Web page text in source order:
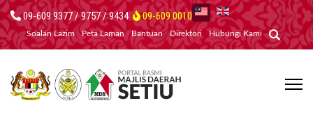
09-609 9377 / 9757 / 9434 09-609 0010
Soalan Lazim Peta Laman Bantuan Direktori Hubungi Kami